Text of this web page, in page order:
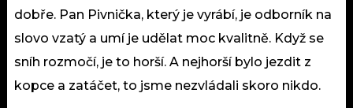
dobře. Pan Pivnička, který je vyrábí, je odborník na
slovo vzatý a umí je udělat moc kvalitně. Když se
sníh rozmočí, je to horší. A nejhorší bylo jezdit z
kopce a zatáčet, to jsme nezvládali skoro nikdo.